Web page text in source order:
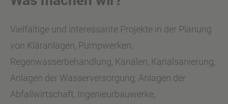
Vielfältige und interessante Projekte in der Planung
von Kläranlagen, Pumpwerken,
Regenwasserbehandlung, Kanälen, Kanalsanierung,
Anlagen der Wasserversorgung, Anlagen der
Abfallwirtschaft, Ingenieurbauwerke,